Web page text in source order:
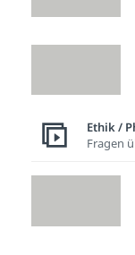
Ethik /
Fragen